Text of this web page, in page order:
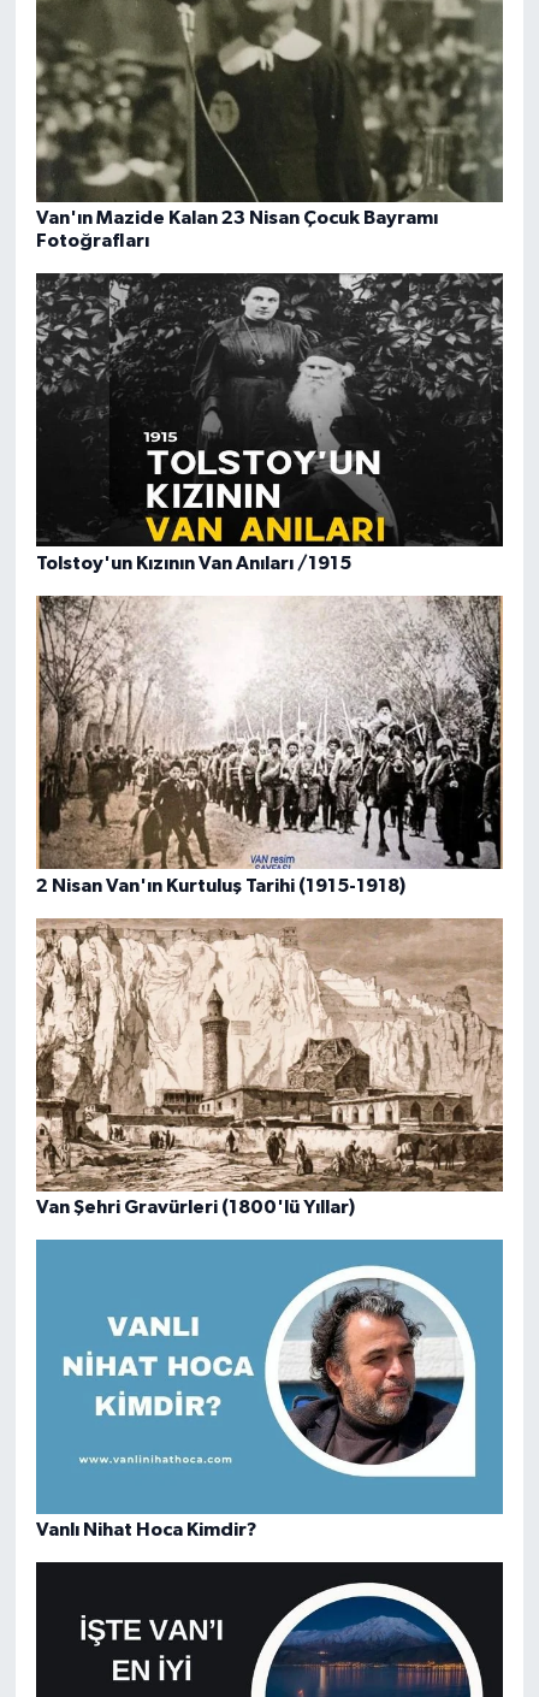
Van'ın Mazide Kalan 23 Nisan Çocuk Bayramı
Fotoğrafları
Tolstoy'un Kızının Van Anıları /1915
2 Nisan Van'ın Kurtuluş Tarihi (1915-1918)
Van Şehri Gravürleri (1800'lü Yıllar)
Vanlı Nihat Hoca Kimdir?